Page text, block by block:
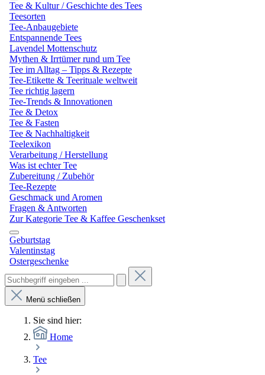
Tee & Kultur / Geschichte des Tees
Teesorten
Tee-Anbaugebiete
Entspannende Tees
Lavendel Mottenschutz
Mythen & Irrtümer rund um Tee
Tee im Alltag – Tipps & Rezepte
Tee-Etikette & Teerituale weltweit
Tee richtig lagern
Tee-Trends & Innovationen
Tee & Detox
Tee & Fasten
Tee & Nachhaltigkeit
Teelexikon
Verarbeitung / Herstellung
Was ist echter Tee
Zubereitung / Zubehör
Tee-Rezepte
Geschmack und Aromen
Fragen & Antworten
Zur Kategorie Tee & Kaffee Geschenkset
Geburtstag
Valentinstag
Ostergeschenke
Menü schließen
Sie sind hier:
Home
Tee